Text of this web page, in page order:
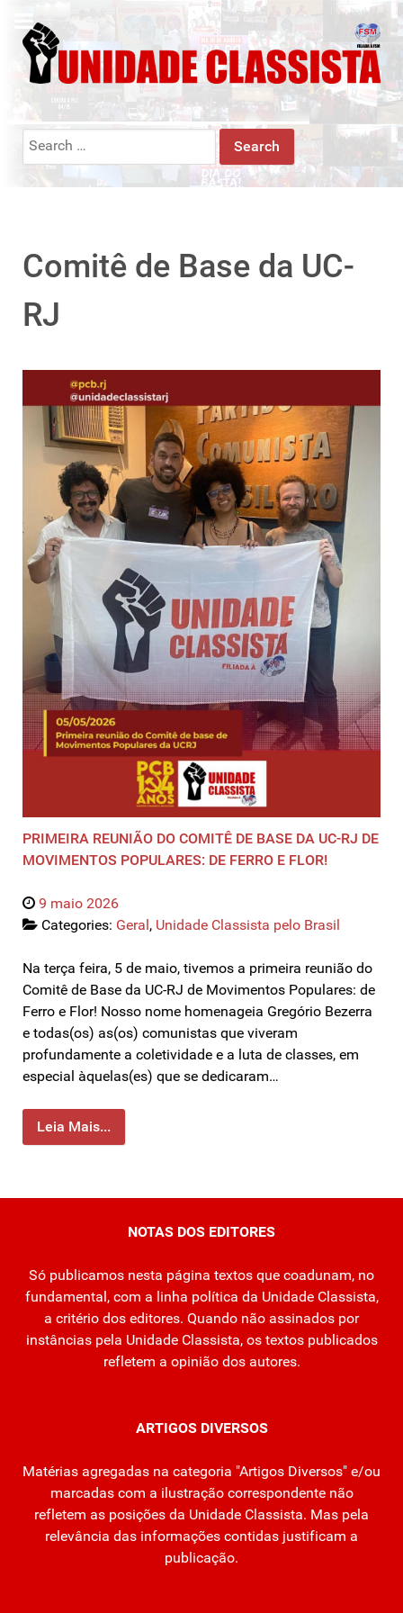
Search
Comitê de Base da UC-
RJ
PRIMEIRA REUNIÃO DO COMITÊ DE BASE DA UC-RJ DE
MOVIMENTOS POPULARES: DE FERRO E FLOR!
9 maio 2026
Categories: Geral , Unidade Classista pelo Brasil
Na terça feira, 5 de maio, tivemos a primeira reunião do
Comitê de Base da UC-RJ de Movimentos Populares: de
Ferro e Flor! Nosso nome homenageia Gregório Bezerra
e todas(os) as(os) comunistas que viveram
profundamente a coletividade e a luta de classes, em
especial àquelas(es) que se dedicaram…
Leia Mais...
NOTAS DOS EDITORES
Só publicamos nesta página textos que coadunam, no
fundamental, com a linha política da Unidade Classista,
a critério dos editores. Quando não assinados por
instâncias pela Unidade Classista, os textos publicados
refletem a opinião dos autores.
ARTIGOS DIVERSOS
Matérias agregadas na categoria "Artigos Diversos" e/ou
marcadas com a ilustração correspondente não
refletem as posições da Unidade Classista. Mas pela
relevância das informações contidas justificam a
publicação.